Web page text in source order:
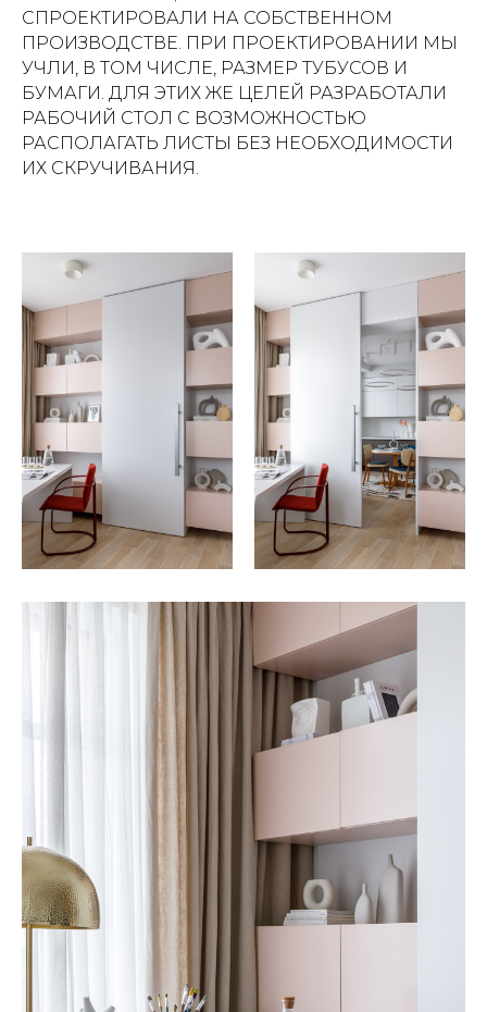
СПРОЕКТИРОВАЛИ НА СОБСТВЕННОМ
ПРОИЗВОДСТВЕ. ПРИ ПРОЕКТИРОВАНИИ МЫ
УЧЛИ, В ТОМ ЧИСЛЕ, РАЗМЕР ТУБУСОВ И
БУМАГИ. ДЛЯ ЭТИХ ЖЕ ЦЕЛЕЙ РАЗРАБОТАЛИ
РАБОЧИЙ СТОЛ С ВОЗМОЖНОСТЬЮ
РАСПОЛАГАТЬ ЛИСТЫ БЕЗ НЕОБХОДИМОСТИ
ИХ СКРУЧИВАНИЯ.